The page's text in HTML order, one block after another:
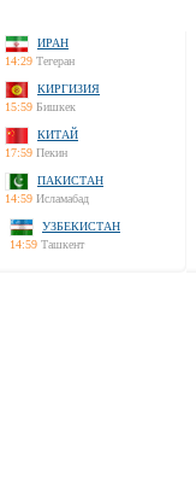
ИРАН
14:29 Тегеран
КИРГИЗИЯ
15:59 Бишкек
КИТАЙ
17:59 Пекин
ПАКИСТАН
14:59 Исламабад
УЗБЕКИСТАН
14:59 Ташкент